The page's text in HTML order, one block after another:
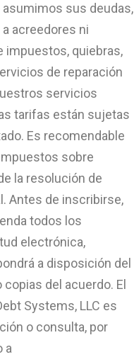
sus deudas,
acreedores ni
quiebras,
de reparación
servicios
tarifas están sujetas
Es recomendable
sobre
la resolución de
Antes de inscribirse,
todos los
electrónica,
a disposición del
del acuerdo. El
Systems, LLC es
o consulta, por
a